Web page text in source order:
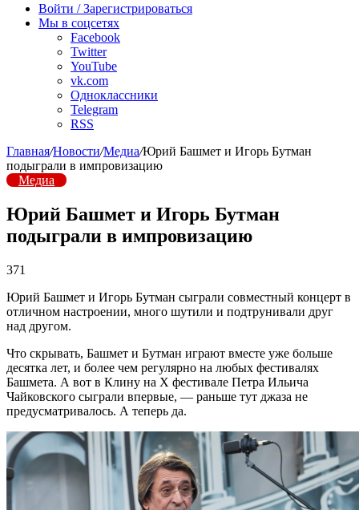
радио
Войти / Зарегистрироваться
Мы в соцсетях
Facebook
Twitter
YouTube
vk.com
Одноклассники
Telegram
RSS
Главная/Новости/Медиа/Юрий Башмет и Игорь Бутман
подыграли в импровизацию
Медиа
Юрий Башмет и Игорь Бутман
подыграли в импровизацию
371
Юрий Башмет и Игорь Бутман сыграли совместный концерт в
отличном настроении, много шутили и подтрунивали друг
над другом.
Что скрывать, Башмет и Бутман играют вместе уже больше
десятка лет, и более чем регулярно на любых фестивалях
Башмета. А вот в Клину на X фестивале Петра Ильича
Чайковского сыграли впервые, — раньше тут джаза не
предусматривалось. А теперь да.